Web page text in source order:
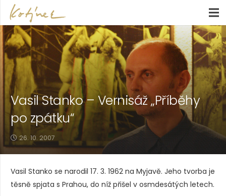
Vasil Stanko – Vernisáž „Příběhy
po zpátku“
26. 10. 2007
Vasil Stanko se narodil 17. 3. 1962 na Myjavě. Jeho tvorba je
těsně spjata s Prahou, do níž přišel v osmdesátých letech.